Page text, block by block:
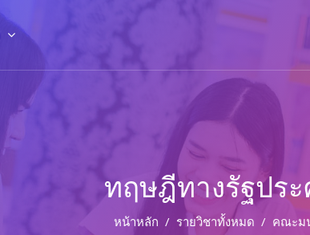
ทฤษฎีทางรัฐปร
หน้าหลัก รายวิชาทั้งหมด คณะมนุษยศาสตร์